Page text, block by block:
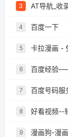
3 AT导航_收
4 百度一下
5 卡拉漫画 -
6 百度经验
7 百度号码服
8 好看视频--
9 漫画狗-漫